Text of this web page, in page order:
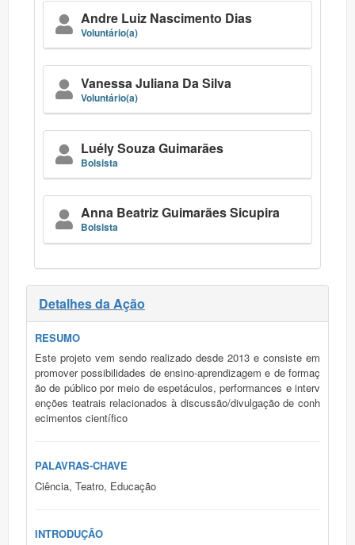
Andre Luiz Nascimento Dias
Voluntário(a)
Vanessa Juliana Da Silva
Voluntário(a)
Luély Souza Guimarães
Bolsista
Anna Beatriz Guimarães Sicupira
Bolsista
Detalhes da Ação
RESUMO
Este projeto vem sendo realizado desde 2013 e consiste em
promover possibilidades de ensino-aprendizagem e de formaç
ão de público por meio de espetáculos, performances e interv
enções teatrais relacionados à discussão/divulgação de conh
ecimentos científico
PALAVRAS-CHAVE
Ciência, Teatro, Educação
INTRODUÇÃO